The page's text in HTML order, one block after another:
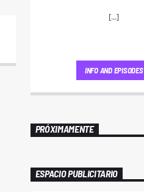
[...]
INFO AND EPISODES
PRÓXIMAMENTE
ESPACIO PUBLICITARIO